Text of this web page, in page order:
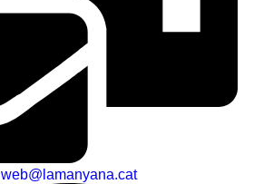
web@lamanyana.cat